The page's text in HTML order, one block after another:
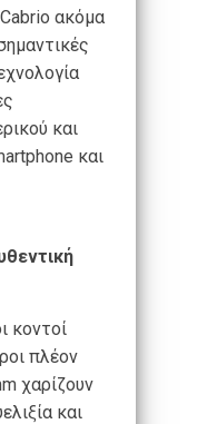
ακόμα
και
και
κοντοί
πλέον
χαρίζουν
και